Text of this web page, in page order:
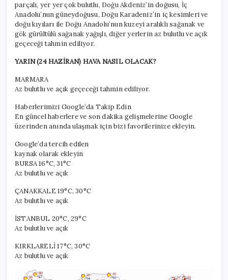
2026
|
Yarın
hava
nasıl
uyarısı!
için
parçalı, yer yer çok bulutlu, Doğu Akdeniz’in doğusu, İç
Anadolu’nun güneydoğusu, Doğu Karadeniz’in iç kesimleri ve
doğu kıyıları ile Doğu Anadolu’nun kuzeyi aralıklı sağanak ve
gök gürültülü sağanak yağışlı, diğer yerlerin az bulutlu ve açık
geçeceği tahmin ediliyor.
YARIN (24 HAZİRAN) HAVA NASIL OLACAK?
MARMARA
Az bulutlu ve açık geçeceği tahmin ediliyor.
Haberlerimizi Google’da Takip Edin
En güncel haberlere ve son dakika gelişmelerine Google
üzerinden anında ulaşmak için bizi favorilerinize ekleyin.
Google’da tercih edilen
kaynak olarak ekleyin
BURSA 16°C, 31°C
Az bulutlu ve açık
ÇANAKKALE 19°C, 30°C
Az bulutlu ve açık
İSTANBUL 20°C, 29°C
Az bulutlu ve açık
KIRKLARELİ 17°C, 30°C
Az bulutlu ve açık